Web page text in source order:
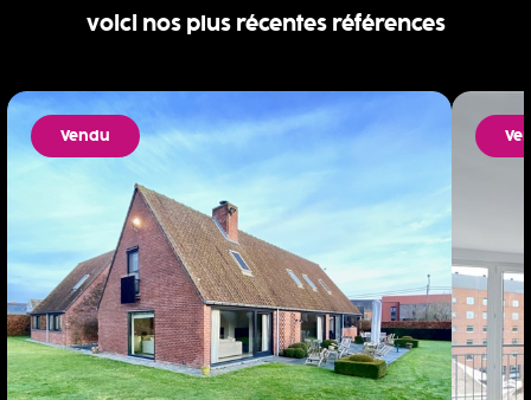
voici nos plus récentes références
Vendu